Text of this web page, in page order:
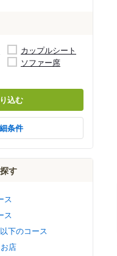
カップルシート
ソファー席
込む
条件
す
ス
ス
下のコース
店